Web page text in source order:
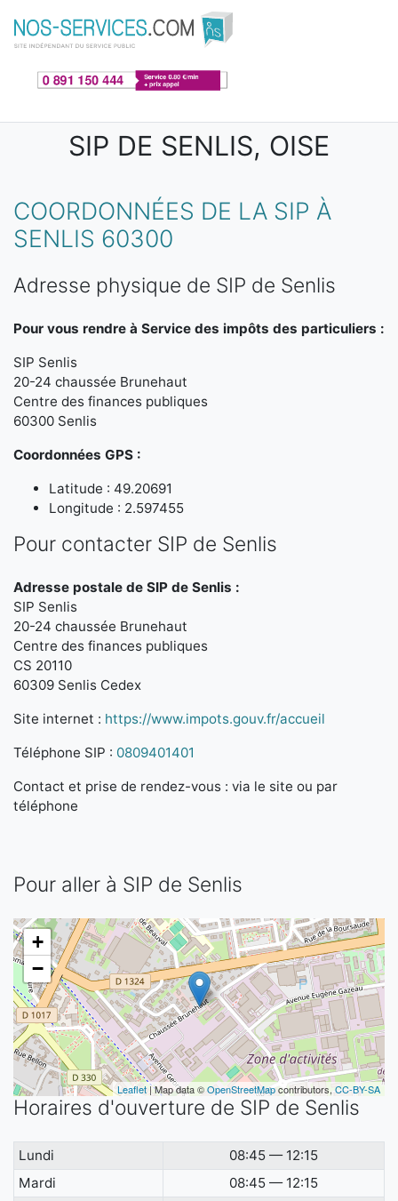
Aller au contenu principal
SIP DE SENLIS, OISE
COORDONNÉES DE LA SIP À
SENLIS 60300
Adresse physique de SIP de Senlis
Pour vous rendre à Service des impôts des particuliers :
SIP Senlis
20-24 chaussée Brunehaut
Centre des finances publiques
60300 Senlis
Coordonnées GPS :
Latitude : 49.20691
Longitude : 2.597455
Pour contacter SIP de Senlis
Adresse postale de SIP de Senlis :
SIP Senlis
20-24 chaussée Brunehaut
Centre des finances publiques
CS 20110
60309 Senlis Cedex
Site internet : https://www.impots.gouv.fr/accueil
Téléphone SIP : 0809401401
Contact et prise de rendez-vous : via le site ou par
téléphone
Pour aller à SIP de Senlis
+
−
Leaflet| Map data ©OpenStreetMapcontributors, CC-BY-SA
Horaires d'ouverture de SIP de Senlis
Lundi
08:45 — 12:15
Mardi
08:45 — 12:15